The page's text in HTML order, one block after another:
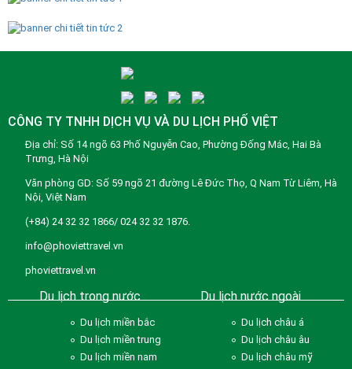
CÔNG TY TNHH DỊCH VỤ VÀ DU LỊCH PHỐ VIỆT
Địa chỉ: Số 14 ngõ 63 Phố Nguyễn Cao, Phường Đống Mác, Hai Bà
Trưng, Hà Nội
Văn phòng GD: Số 59 ngõ 21 đường Lê Đức Thọ, Q Nam Từ Liêm, Hà
Nội, Việt Nam
(+84) 24 32 32 1866/ 024 32 32 1876.
info@phoviettravel.vn
phoviettravel.vn
Du lịch trong nước
Du lịch miền bắc
Du lịch miền trung
Du lịch miền nam
Du lịch nước ngoài
Du lịch châu á
Du lịch châu âu
Du lịch châu mỹ